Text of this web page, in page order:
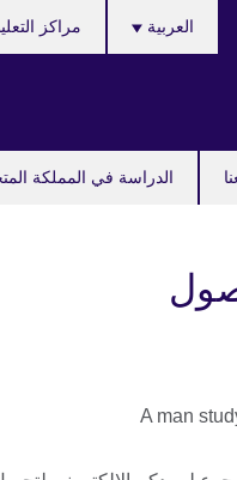
الدراسة في المملكة
العربية مراكز